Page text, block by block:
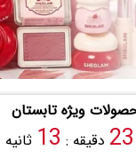
23 دقیقه : 12 ثانیه